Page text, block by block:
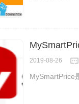
2019-08-26
MySmartPrice